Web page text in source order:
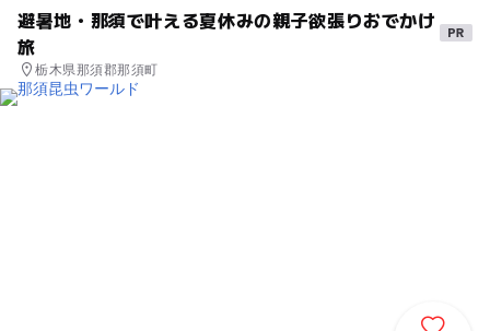
避暑地・那須で叶える夏休みの親子欲張りおでかけ
旅
栃木県那須郡那須町